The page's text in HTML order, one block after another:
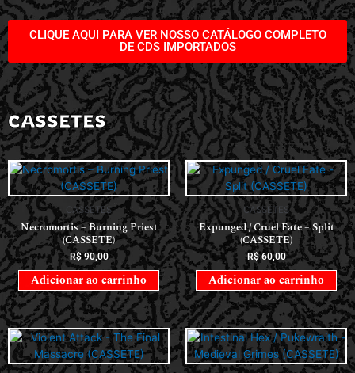
CLIQUE AQUI PARA VER NOSSO CATÁLOGO COMPLETO
DE CDS IMPORTADOS
CASSETES
CASSETES
Necromortis – Burning Priest
(CASSETE)
R$90,00
Adicionar ao carrinho
CASSETES
Expunged / Cruel Fate – Split
(CASSETE)
R$60,00
Adicionar ao carrinho